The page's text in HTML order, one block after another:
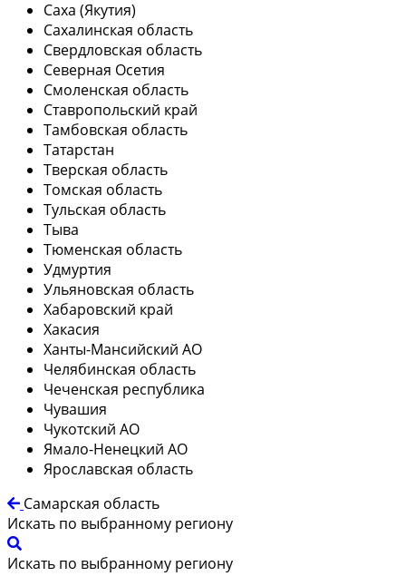
Саха (Якутия)
Сахалинская область
Свердловская область
Северная Осетия
Смоленская область
Ставропольский край
Тамбовская область
Татарстан
Тверская область
Томская область
Тульская область
Тыва
Тюменская область
Удмуртия
Ульяновская область
Хабаровский край
Хакасия
Ханты-Мансийский АО
Челябинская область
Чеченская республика
Чувашия
Чукотский АО
Ямало-Ненецкий АО
Ярославская область
Самарская область
Искать по выбранному региону
Искать по выбранному региону